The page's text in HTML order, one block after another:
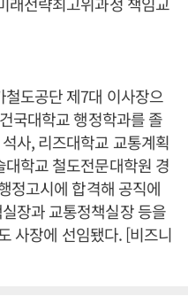
도공단 제7대 이사장으
국대학교 행정학과를 졸
사, 리즈대학교 교통계획
학교 철도전문대학원 경
정고시에 합격해 공직에
장과 교통정책실장 등을
사장에 선임됐다. [비즈니